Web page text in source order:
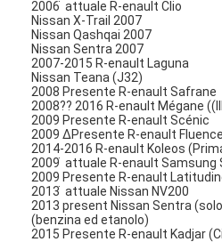
2006 ̇ attuale R-enault Clio
Nissan X-Trail 2007
Nissan Qashqai 2007
Nissan Sentra 2007
2007-2015 R-enault Laguna
Nissan Teana (J32)
2008 Presente R-enault Safrane
2008?? 2016 R-enault Mégane
2009 Presente R-enault Scénic
2009 ∆Presente R-enault Fluence
2014-2016 R-enault Koleos
2009 ̇ attuale R-enault Samsung
2009 Presente R-enault
2013 ̇ attuale Nissan NV200
2013 present Nissan Sentra (solo
(benzina ed etanolo)
2015 Presente R-enault Kadjar